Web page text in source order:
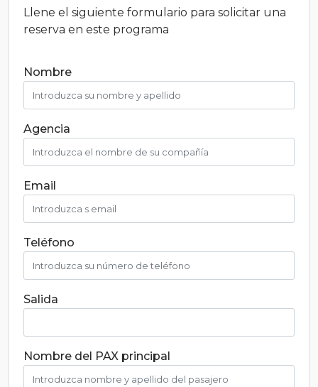
Llene el siguiente formulario para solicitar una
reserva en este programa
Nombre
Agencia
Email
Teléfono
Salida
Nombre del PAX principal